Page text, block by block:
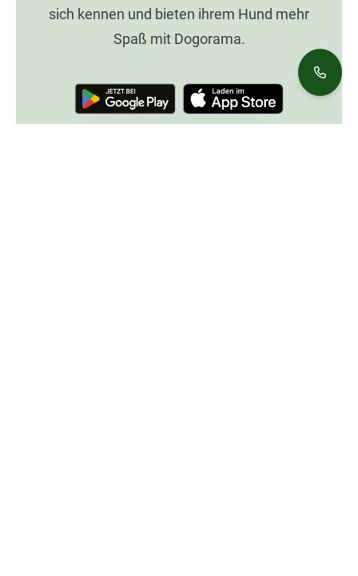
sich kennen und bieten ihrem Hund mehr
Spaß mit Dogorama.